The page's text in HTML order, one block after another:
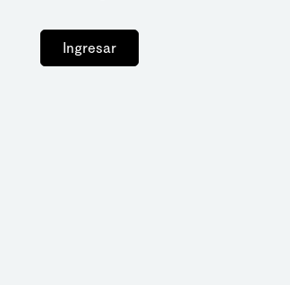
Ingresar